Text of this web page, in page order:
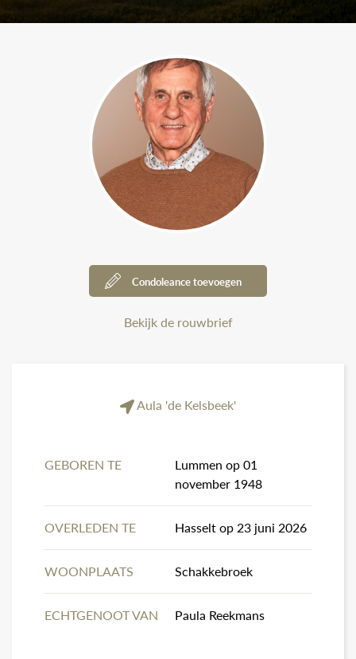
Aula 'de Kelsbeek'
GEBOREN TE
Lummen op 01
november 1948
OVERLEDEN TE Hasselt op 23 juni 2026
WOONPLAATS Schakkebroek
ECHTGENOOT VAN Paula Reekmans
Condoleance toevoegen
Bekijk de rouwbrief